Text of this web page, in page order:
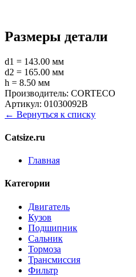
Размеры детали
d1 = 143.00 мм
d2 = 165.00 мм
h = 8.50 мм
Производитель: CORTECO
Артикул: 01030092B
← Вернуться к списку
Catsize.ru
Главная
Категории
Двигатель
Кузов
Подшипник
Сальник
Тормоза
Трансмиссия
Фильтр